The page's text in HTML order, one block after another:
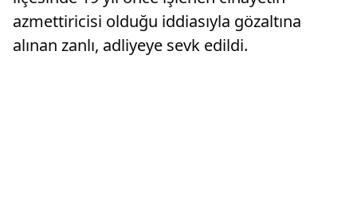
azmettiricisi olduğu iddiasıyla gözaltına
alınan zanlı, adliyeye sevk edildi.